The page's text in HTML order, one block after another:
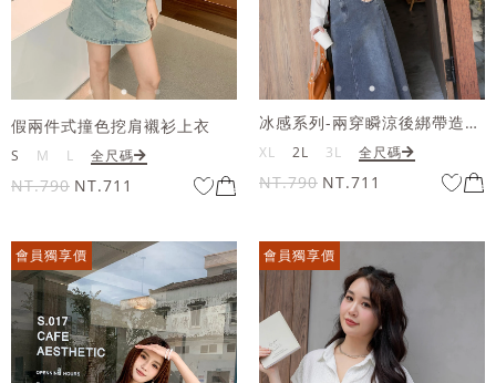
假兩件式撞色挖肩襯衫上衣
S M L 全尺碼
NT.790 NT.711
冰感系列-兩穿瞬涼後綁帶造型襯衫
XL 2L 3L 全尺碼
NT.790 NT.711
會員獨享價 會員獨享價